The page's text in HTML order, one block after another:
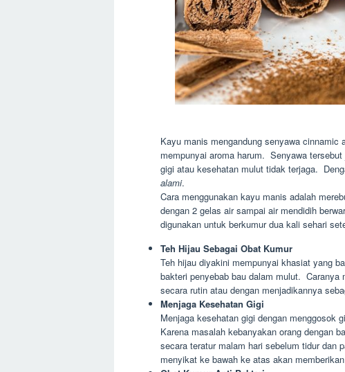
Kayu manis mengandung senyawa
mempunyai aroma harum. Senyawa
gigi atau kesehatan mulut tidak terjaga.
alami.
Cara menggunakan kayu manis adalah
dengan 2 gelas air sampai air mendidih
digunakan untuk berkumur dua kali sehari
Teh Hijau Sebagai Obat Kumur
Teh hijau diyakini mempunyai khasiat yang
bakteri penyebab bau dalam mulut. Caranya
secara rutin atau dengan menjadikannya
Menjaga Kesehatan Gigi
Menjaga kesehatan gigi dengan menggosok
Karena masalah kebanyakan orang dengan
secara teratur malam hari sebelum tidur dan
menyikat ke bawah ke atas akan